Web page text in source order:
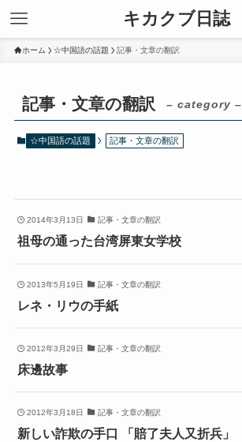
キカクブ日誌
ホーム ☆中国語の話題 記事・文章の翻訳
記事・文章の翻訳 – category –
☆中国語の話題 記事・文章の翻訳
2014年3月13日 記事・文章の翻訳
祖母の通った台湾屏東女学校
2013年5月19日 記事・文章の翻訳
レネ・リウの手紙
2012年3月29日 記事・文章の翻訳
床邊故事
2012年3月18日 記事・文章の翻訳
新しい詐欺の手口 「賠了夫人又折兵」